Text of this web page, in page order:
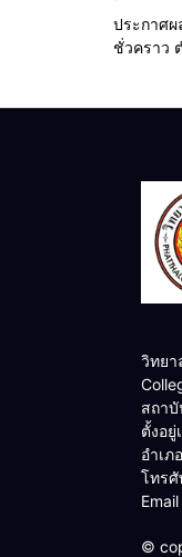
ประกาศผ
ชั่วคราว
วิทยา
สถา
ตั้งอ
อำเภ
โทร
©